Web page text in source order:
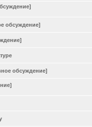
обсуждение]
обсуждение]